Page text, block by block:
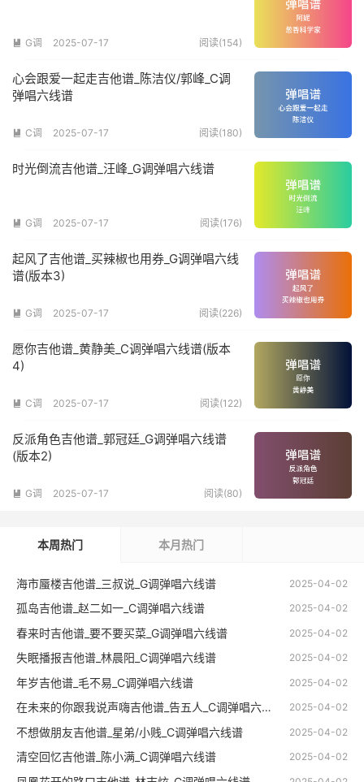
 G调 2025-07-17 阅读(154)
心会跟爱一起走吉他谱_陈洁仪/郭峰_C调
弹唱六线谱
 C调 2025-07-17 阅读(180)
时光倒流吉他谱_汪峰_G调弹唱六线谱
 G调 2025-07-17 阅读(176)
起风了吉他谱_买辣椒也用券_G调弹唱六线
谱(版本3)
 G调 2025-07-17 阅读(226)
愿你吉他谱_黄静美_C调弹唱六线谱(版本
4)
 C调 2025-07-17 阅读(122)
反派角色吉他谱_郭冠廷_G调弹唱六线谱
(版本2)
 G调 2025-07-17 阅读(80)
本周热门 本月热门
2025-04-02
海市蜃楼吉他谱_三叔说_G调弹唱六线谱
2025-04-02
孤岛吉他谱_赵二如一_C调弹唱六线谱
2025-04-02
春来时吉他谱_要不要买菜_G调弹唱六线谱
2025-04-02
失眠播报吉他谱_林晨阳_C调弹唱六线谱
2025-04-02
年岁吉他谱_毛不易_C调弹唱六线谱
2025-04-02
在未来的你跟我说声嗨吉他谱_告五人_C调弹唱六线谱
2025-04-02
不想做朋友吉他谱_星弟/小贱_C调弹唱六线谱
2025-04-02
清空回忆吉他谱_陈小满_C调弹唱六线谱